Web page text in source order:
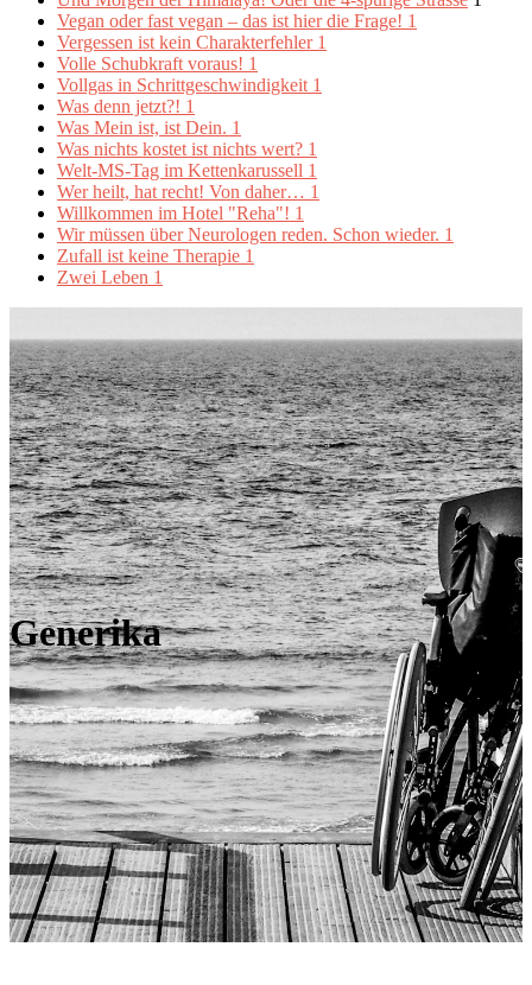
Vegan oder fast vegan – das ist hier die Frage! 1
Vergessen ist kein Charakterfehler 1
Volle Schubkraft voraus! 1
Vollgas in Schrittgeschwindigkeit 1
Was denn jetzt?! 1
Was Mein ist, ist Dein. 1
Was nichts kostet ist nichts wert? 1
Welt-MS-Tag im Kettenkarussell 1
Wer heilt, hat recht! Von daher… 1
Willkommen im Hotel "Reha"! 1
Wir müssen über Neurologen reden. Schon wieder. 1
Zufall ist keine Therapie 1
Zwei Leben 1
Generika